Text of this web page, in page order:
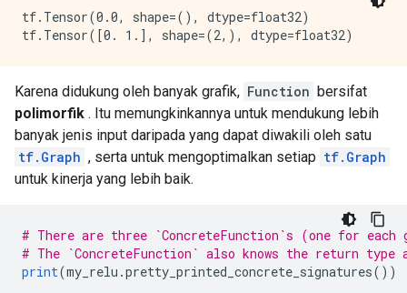
    value {
      list {
        type: DT_INT32
    }
  }
  attr {
    key: "Tout"
    value {
      list {
        type: DT_BOOL
      }
    }
  }
  attr {
tf.Tensor(0.0, shape=(), dtype=float32)
Karena didukung oleh banyak grafik, Function bersifat
polimorfik . Itu memungkinkannya untuk mendukung lebih
banyak jenis input daripada yang dapat diwakili oleh satu
tf.Graph , serta untuk mengoptimalkan setiap tf.Graph
untuk kinerja yang lebih baik.
# There are three `ConcreteFunction`s (one for
# The `ConcreteFunction` also knows the return type
print(my_relu .pretty_printed_concrete_signatures())